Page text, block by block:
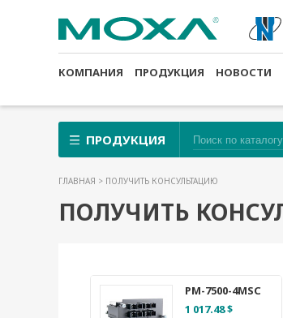
КОМПАНИЯ ПРОДУКЦИЯ НОВОСТИ
ПРОДУКЦИЯ
ГЛАВНАЯ > ПОЛУЧИТЬ КОНСУЛЬТАЦИЮ
ПОЛУЧИТЬ
PM-7500-4MSC
1 017.48 $